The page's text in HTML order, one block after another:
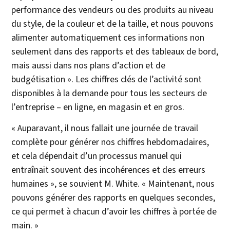
performance des vendeurs ou des produits au niveau
du style, de la couleur et de la taille, et nous pouvons
alimenter automatiquement ces informations non
seulement dans des rapports et des tableaux de bord,
mais aussi dans nos plans d’action et de
budgétisation ». Les chiffres clés de l’activité sont
disponibles à la demande pour tous les secteurs de
l’entreprise – en ligne, en magasin et en gros.
« Auparavant, il nous fallait une journée de travail
complète pour générer nos chiffres hebdomadaires,
et cela dépendait d’un processus manuel qui
entraînait souvent des incohérences et des erreurs
humaines », se souvient M. White. « Maintenant, nous
pouvons générer des rapports en quelques secondes,
ce qui permet à chacun d’avoir les chiffres à portée de
main. »